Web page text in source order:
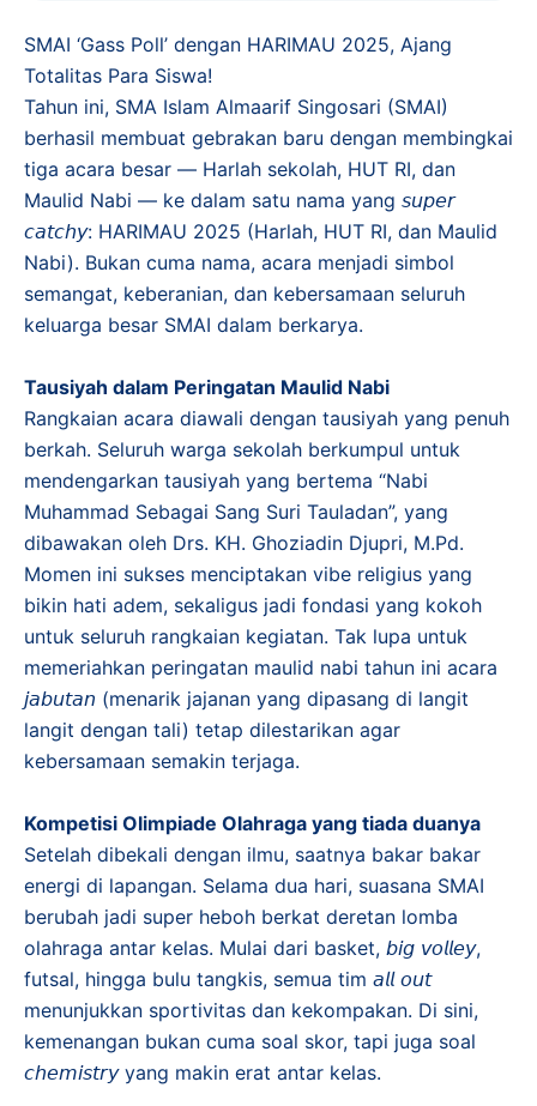
SMAI ‘Gass Poll’ dengan HARIMAU 2025, Ajang
Totalitas Para Siswa!
​Tahun ini, SMA Islam Almaarif Singosari (SMAI)
berhasil membuat gebrakan baru dengan membingkai
tiga acara besar — Harlah sekolah, HUT RI, dan
Maulid Nabi — ke dalam satu nama yang 𝘴𝘶𝘱𝘦𝘳
𝘤𝘢𝘵𝘤𝘩𝘺: HARIMAU 2025 (Harlah, HUT RI, dan Maulid
Nabi). Bukan cuma nama, acara menjadi simbol
semangat, keberanian, dan kebersamaan seluruh
keluarga besar SMAI dalam berkarya.
Tausiyah dalam Peringatan Maulid Nabi
​Rangkaian acara diawali dengan tausiyah yang penuh
berkah. Seluruh warga sekolah berkumpul untuk
mendengarkan tausiyah yang bertema “Nabi
Muhammad Sebagai Sang Suri Tauladan”, yang
dibawakan oleh Drs. KH. Ghoziadin Djupri, M.Pd.
Momen ini sukses menciptakan vibe religius yang
bikin hati adem, sekaligus jadi fondasi yang kokoh
untuk seluruh rangkaian kegiatan. Tak lupa untuk
memeriahkan peringatan maulid nabi tahun ini acara
𝘫𝘢𝘣𝘶𝘵𝘢𝘯 (menarik jajanan yang dipasang di langit
langit dengan tali) tetap dilestarikan agar
kebersamaan semakin terjaga.
Kompetisi Olimpiade Olahraga yang tiada duanya
​Setelah dibekali dengan ilmu, saatnya bakar bakar
energi di lapangan. Selama dua hari, suasana SMAI
berubah jadi super heboh berkat deretan lomba
olahraga antar kelas. Mulai dari basket, 𝘣𝘪𝘨 𝘷𝘰𝘭𝘭𝘦𝘺,
futsal, hingga bulu tangkis, semua tim 𝘢𝘭𝘭 𝘰𝘶𝘵
menunjukkan sportivitas dan kekompakan. Di sini,
kemenangan bukan cuma soal skor, tapi juga soal
𝘤𝘩𝘦𝘮𝘪𝘴𝘵𝘳𝘺 yang makin erat antar kelas.